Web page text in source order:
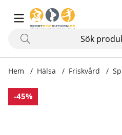
Hem Hälsa Friskvård
-45%
Produktbilder Spikmatta, 75 x